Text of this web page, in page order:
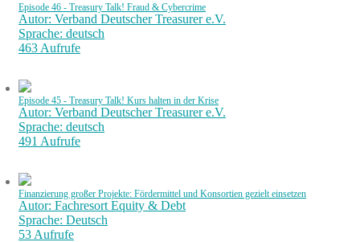
Episode 46 - Treasury Talk! Fraud & Cybercrime
Autor: Verband Deutscher Treasurer e.V.
Sprache: deutsch
463 Aufrufe
Episode 45 - Treasury Talk! Kurs halten in der Krise
Autor: Verband Deutscher Treasurer e.V.
Sprache: deutsch
491 Aufrufe
Finanzierung großer Projekte: Fördermittel und Konsortien gezielt einsetzen
Autor: Fachresort Equity & Debt
Sprache: Deutsch
53 Aufrufe